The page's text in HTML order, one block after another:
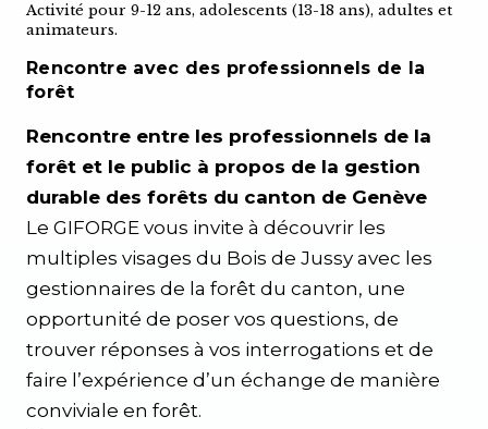
Activité pour 9-12 ans, adolescents (13-18 ans), adultes et
animateurs.
Rencontre avec des professionnels de la
forêt
Rencontre entre les professionnels de la
forêt et le public à propos de la gestion
durable des forêts du canton de Genève
Le GIFORGE vous invite à découvrir les
multiples visages du Bois de Jussy avec les
gestionnaires de la forêt du canton, une
opportunité de poser vos questions, de
trouver réponses à vos interrogations et de
faire l’expérience d’un échange de manière
conviviale en forêt.